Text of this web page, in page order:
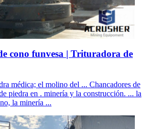
cono funvesa | Trituradora de
médica; el molino del ... Chancadores de
piedra en . minería y la construcción. ... la
la minería ...